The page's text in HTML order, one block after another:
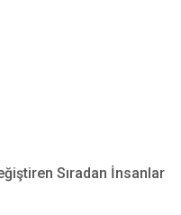
Sıradan İnsanlar